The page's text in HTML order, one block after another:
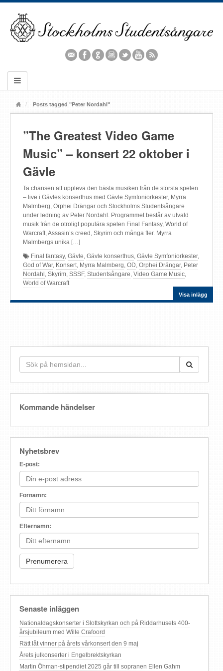
Posts tagged "Peter Nordahl"
”The Greatest Video Game
Music” – konsert 22 oktober i
Gävle
Ta chansen att uppleva den bästa musiken från de största spelen
– live i Gävles konserthus med Gävle Symfoniorkester, Myrra
Malmberg, Orphei Drängar och Stockholms Studentsångare
under ledning av Peter Nordahl. Programmet består av utvald
musik från de otroligt populära spelen Final Fantasy, World of
Warcraft, Assasin’s creed, Skyrim och många fler. Myrra
Malmbergs unika […]
Visa inlägg
Final fantasy, Gävle, Gävle konserthus, Gävle Symfoniorkester,
God of War, Konsert, Myrra Malmberg, OD, Orphei Drängar, Peter
Nordahl, Skyrim, SSSF, Studentsångare, Video Game Music,
World of Warcraft
Kommande händelser
Nyhetsbrev
E-post:
Förnamn:
Efternamn:
Senaste inläggen
Nationaldagskonserter i Slottskyrkan och på Riddarhusets 400-
årsjubileum med Wille Crafoord
Rätt låt vinner på årets vårkonsert den 9 maj
Årets julkonserter i Engelbrektskyrkan
Martin Öhman-stipendiet 2025 går till sopranen Ellen Gahm